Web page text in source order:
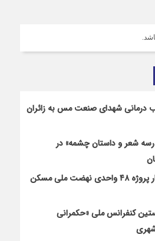
درمانی شهدای صنعت مس به زائران
شعر و داستان چشمه» در
دستور بازداشت پیمانکار پروژه ۴۸ واحدی نهضت ملی مسکن
کنفرانس ملی «حکمرانی
شهری